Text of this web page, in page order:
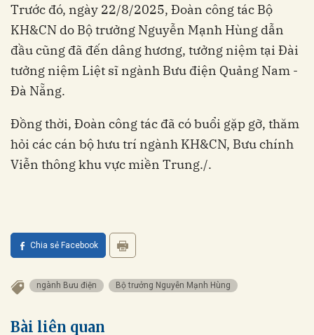
Trước đó, ngày 22/8/2025, Đoàn công tác Bộ
KH&CN do Bộ trưởng Nguyễn Mạnh Hùng dẫn
đầu cũng đã đến dâng hương, tưởng niệm tại Đài
tưởng niệm Liệt sĩ ngành Bưu điện Quảng Nam -
Đà Nẵng.
Đồng thời, Đoàn công tác đã có buổi gặp gỡ, thăm
hỏi các cán bộ hưu trí ngành KH&CN, Bưu chính
Viễn thông khu vực miền Trung./.
Chia sẻ Facebook
ngành Bưu điện Bộ trưởng Nguyễn Mạnh Hùng
Bài liên quan